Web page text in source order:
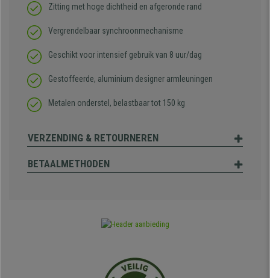
Zitting met hoge dichtheid en afgeronde rand
Vergrendelbaar synchroonmechanisme
Geschikt voor intensief gebruik van 8 uur/dag
Gestoffeerde, aluminium designer armleuningen
Metalen onderstel, belastbaar tot 150 kg
VERZENDING & RETOURNEREN
BETAALMETHODEN